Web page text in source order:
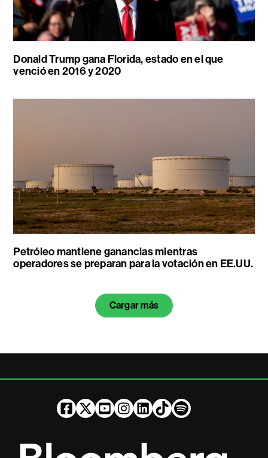
Donald Trump gana Florida, estado en el que
venció en 2016 y 2020
Petróleo mantiene ganancias mientras
operadores se preparan para la votación en EE.UU.
Cargar más